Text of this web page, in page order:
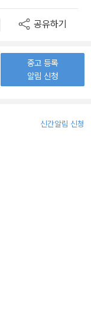
공유하기
중고 등록
알림 신청
신간알림 신청